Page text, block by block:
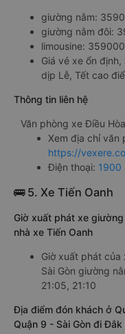
giường nằm:
giường nằm đôi:
limousine:
Giá vé xe ổn
dịp Lễ, Tết cao
Thông tin liên hệ
Văn phòng xe Điều
Xem địa chỉ văn
https://
Điện thoại: 1900
🚌 5. Xe Tiến Oanh
Giờ xuất phát xe
nhà xe Tiến Oanh
Giờ xuất phát
Sài Gòn giường
21:05, 21:10
Địa điểm đón khách ở
Quận 9 - Sài Gòn đi